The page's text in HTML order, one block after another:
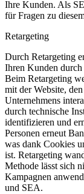
Ihre Kunden. Als
für Fragen zu
Retargeting
Durch Retargeting
Ihren Kunden
Beim Retargeting
mit der Website,
Unternehmens
durch technische
identifizieren und
Personen erneut
was dank Cookies
ist. Retargeting
Methode lässt sich
Kampagnen
und SEA.